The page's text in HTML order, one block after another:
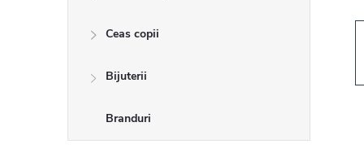
a
Ceas copii
Bijuterii
Branduri